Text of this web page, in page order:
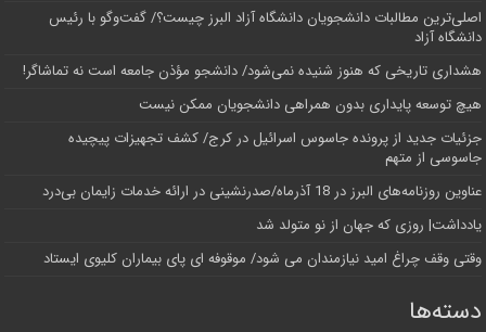
اصلی‌ترین مطالبات دانشجویان دانشگاه آزاد البرز چیست؟/ گفت‌وگو با رئیس
دانشگاه آز‌اد
هشداری تاریخی که هنوز شنیده نمی‌شود/ دانشجو مؤذن جامعه است نه تماشاگر!
هیچ توسعه پایداری بدون همراهی دانشجویان ممکن نیست
جزئیات جدید از پرونده جاسوس اسرائیل در کرج/‌ کشف تجهیزات پیچیده
جاسوسی از متهم
عناوین روزنامه‌های البرز در ‌18 آذرماه/صدرنشینی در ارائه خدمات زایمان بی‌درد
یادداشت| روزی که جهان از نو متولد شد
وقتی وقف چراغ امید نیازمندان می شود/ موقوفه ای پای بیماران کلیوی ایستاد
دسته‌ها